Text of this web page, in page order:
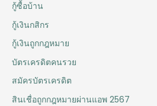
กู้ซื้อบ้าน
กู้เงินกสิกร
กู้เงินถูกกฎหมาย
บัตรเครดิตคนรวย
สมัครบัตรเครดิต
สินเชื่อถูกกฎหมายผ่านแอพ 2567